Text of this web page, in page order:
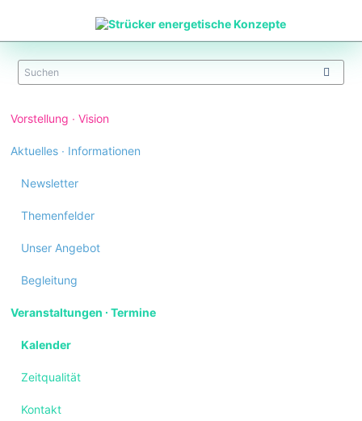
überspringen
Vorstellung ∙ Vision
Aktuelles ∙ Informationen
Newsletter
Themenfelder
Unser Angebot
Begleitung
Veranstaltungen ∙ Termine
Kalender
Zeitqualität
Kontakt